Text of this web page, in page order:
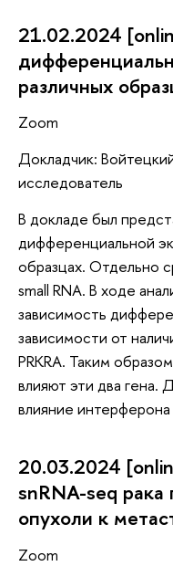
21.02.2024
различных
Zoom
Докладчик:
исследователь
В докладе был
дифференциальной
образцах. Отдельно
small RNA. В ходе
зависимость
зависимости от
PRKRA. Таким
влияют эти два гена.
влияние
20.03.2024
snRNA-seq рака
опухоли к
Zoom